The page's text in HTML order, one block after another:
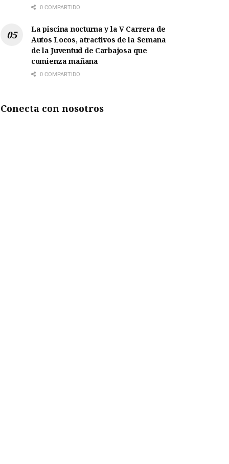
0 COMPARTIDO
La piscina nocturna y la V Carrera de
Autos Locos, atractivos de la Semana
de la Juventud de Carbajosa que
comienza mañana
0 COMPARTIDO
Conecta con nosotros